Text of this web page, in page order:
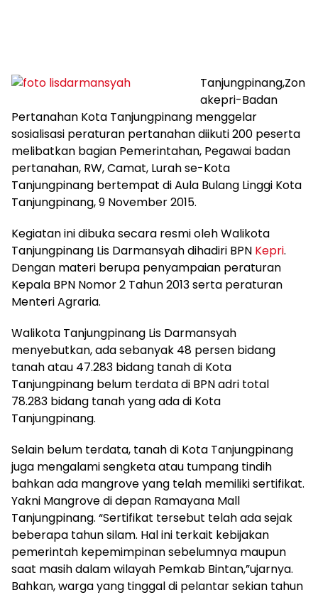
Tanjungpinang,Zon
akepri-Badan
Pertanahan Kota Tanjungpinang menggelar
sosialisasi peraturan pertanahan diikuti 200 peserta
melibatkan bagian Pemerintahan, Pegawai badan
pertanahan, RW, Camat, Lurah se-Kota
Tanjungpinang bertempat di Aula Bulang Linggi Kota
Tanjungpinang, 9 November 2015.
Kegiatan ini dibuka secara resmi oleh Walikota
Tanjungpinang Lis Darmansyah dihadiri BPN Kepri.
Dengan materi berupa penyampaian peraturan
Kepala BPN Nomor 2 Tahun 2013 serta peraturan
Menteri Agraria.
Walikota Tanjungpinang Lis Darmansyah
menyebutkan, ada sebanyak 48 persen bidang
tanah atau 47.283 bidang tanah di Kota
Tanjungpinang belum terdata di BPN adri total
78.283 bidang tanah yang ada di Kota
Tanjungpinang.
Selain belum terdata, tanah di Kota Tanjungpinang
juga mengalami sengketa atau tumpang tindih
bahkan ada mangrove yang telah memiliki sertifikat.
Yakni Mangrove di depan Ramayana Mall
Tanjungpinang. “Sertifikat tersebut telah ada sejak
beberapa tahun silam. Hal ini terkait kebijakan
pemerintah kepemimpinan sebelumnya maupun
saat masih dalam wilayah Pemkab Bintan,”ujarnya.
Bahkan, warga yang tinggal di pelantar sekian tahun